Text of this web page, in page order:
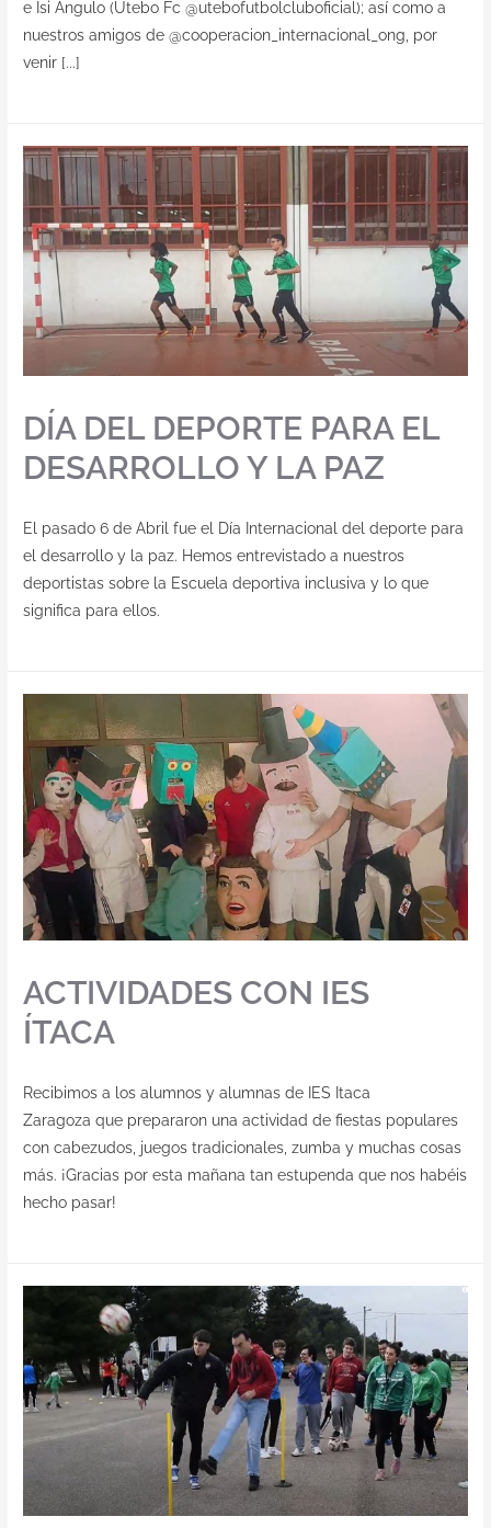
e Isi Angulo (Utebo Fc @utebofutbolcluboficial); así como a
nuestros amigos de @cooperacion_internacional_ong, por
venir [...]
DÍA DEL DEPORTE PARA EL
DESARROLLO Y LA PAZ
El pasado 6 de Abril fue el Día Internacional del deporte para
el desarrollo y la paz. Hemos entrevistado a nuestros
deportistas sobre la Escuela deportiva inclusiva y lo que
significa para ellos.
ACTIVIDADES CON IES
ÍTACA
Recibimos a los alumnos y alumnas de IES Itaca
Zaragoza que prepararon una actividad de fiestas populares
con cabezudos, juegos tradicionales, zumba y muchas cosas
más. ¡Gracias por esta mañana tan estupenda que nos habéis
hecho pasar!